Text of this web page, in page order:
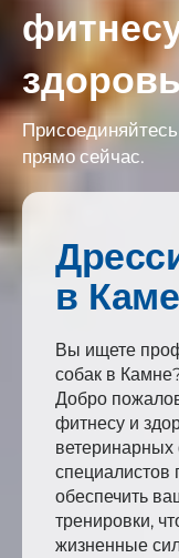
прямо сейчас.
в
Вы ищете
собак в
Добро
фитнесу и
ветеринарных
специалистов
обеспечить
тренировки,
жизненные